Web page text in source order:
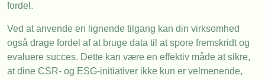
fordel.
Ved at anvende en lignende tilgang kan din virksomhed
også drage fordel af at bruge data til at spore fremskridt og
evaluere succes. Dette kan være en effektiv måde at sikre,
at dine CSR- og ESG-initiativer ikke kun er velmenende,